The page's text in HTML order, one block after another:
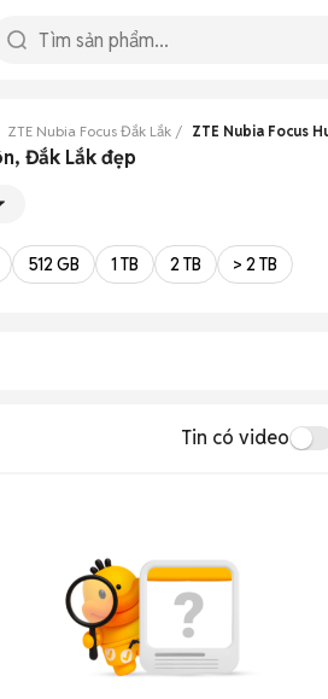
ZTE Nubia Focus Đắk Lắk ZTE Nubia Focus
Đắk Lắk đẹp
512 GB 1 TB 2 TB > 2 TB
Tin có video